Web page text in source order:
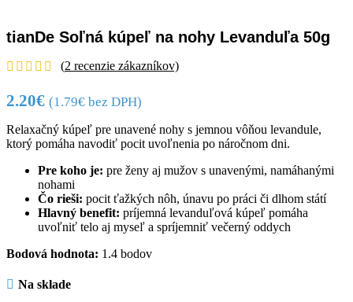
tianDe Soľná kúpeľ na nohy Levanduľa 50g
(2 recenzie zákazníkov)
2.20€ (1.79€ bez DPH)
Relaxačný kúpeľ pre unavené nohy s jemnou vôňou levandule,
ktorý pomáha navodiť pocit uvoľnenia po náročnom dni.
Pre koho je: pre ženy aj mužov s unavenými, namáhanými
nohami
Čo rieši: pocit ťažkých nôh, únavu po práci či dlhom státí
Hlavný benefit: príjemná levanduľová kúpeľ pomáha
uvoľniť telo aj myseľ a spríjemniť večerný oddych
Bodová hodnota: 1.4 bodov
Na sklade